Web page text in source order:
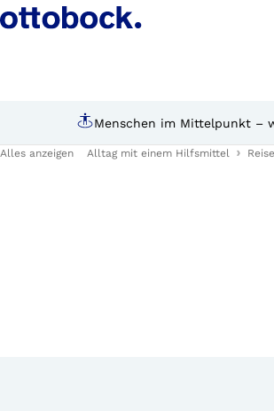
Menschen im Mittelpunkt –
Alles anzeigen Alltag mit einem Hilfsmittel